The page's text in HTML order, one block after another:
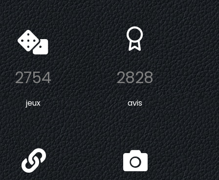
2754
jeux
2828
avis